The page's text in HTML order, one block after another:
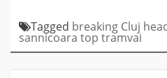
Tagged breaking Cluj
sannicoara top tramvai